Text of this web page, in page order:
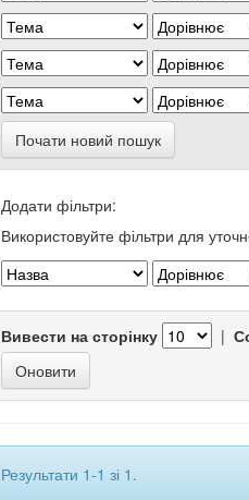
Почати новий пошук
Додати фільтри:
Використовуйте фільтри для
Вивести на сторінку |
Результати 1-1 зі 1.